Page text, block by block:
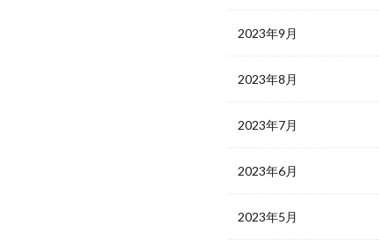
2023年9月
2023年8月
2023年7月
2023年6月
2023年5月